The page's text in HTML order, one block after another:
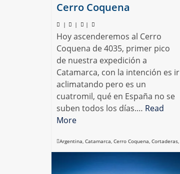
Cerro Coquena
| | |
Hoy ascenderemos al Cerro
Coquena de 4035, primer pico
de nuestra expedición a
Catamarca, con la intención es ir
aclimatando pero es un
cuatromil, qué en España no se
suben todos los días.… Read
More
Argentina, Catamarca, Cerro Coquena, Cortaderas,
Refugio Pastos Largos,Vicuña